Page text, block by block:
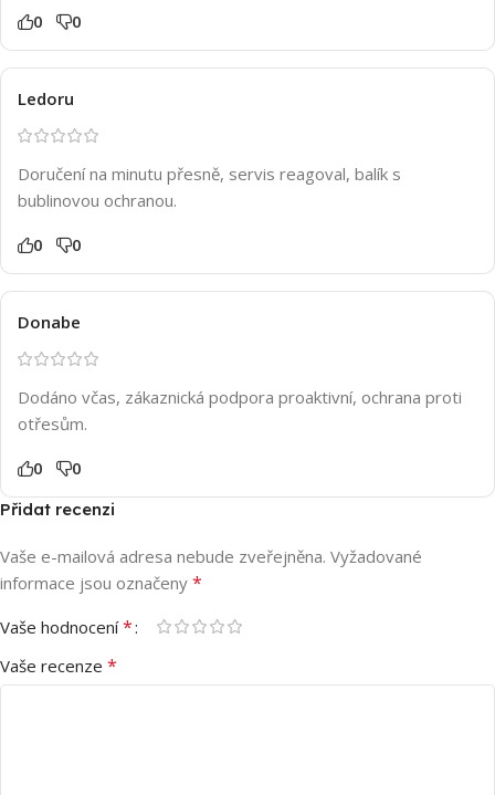
0 0
Ledoru
Doručení na minutu přesně, servis reagoval, balík s
bublinovou ochranou.
0 0
Donabe
Dodáno včas, zákaznická podpora proaktivní, ochrana proti
otřesům.
0 0
Přidat recenzi
Vaše e-mailová adresa nebude zveřejněna. Vyžadované
informace jsou označeny *
Vaše hodnocení*
Vaše recenze *